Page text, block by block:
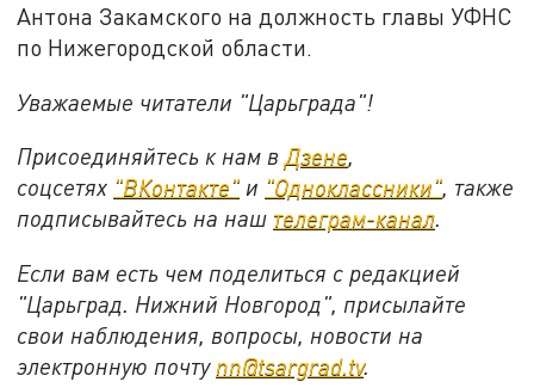
Антона Закамского на должность главы УФНС
по Нижегородской области.
Уважаемые читатели "Царьграда"!
Присоединяйтесь к нам вДзене,
соцсетях "ВКонтакте" и "Одноклассники", также
подписывайтесь на наш телеграм-канал.
Если вам есть чем поделиться с редакцией
"Царьград. Нижний Новгород", присылайте
свои наблюдения, вопросы, новости на
электронную почту nn@tsargrad.tv.